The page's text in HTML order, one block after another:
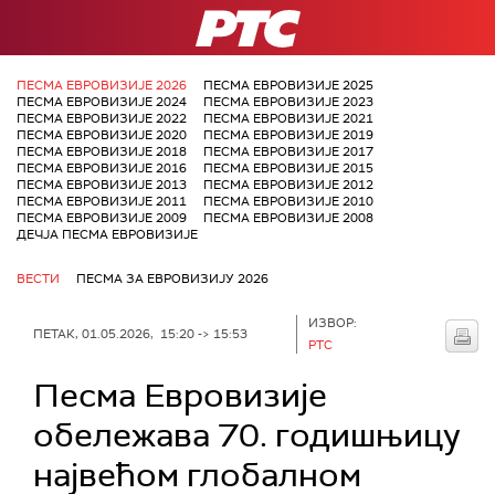
РТС
ПЕСМА ЕВРОВИЗИЈЕ 2026
ПЕСМА ЕВРОВИЗИЈЕ 2025
ПЕСМА ЕВРОВИЗИЈЕ 2024
ПЕСМА ЕВРОВИЗИЈЕ 2023
ПЕСМА ЕВРОВИЗИЈЕ 2022
ПЕСМА ЕВРОВИЗИЈЕ 2021
ПЕСМА ЕВРОВИЗИЈЕ 2020
ПЕСМА ЕВРОВИЗИЈЕ 2019
ПЕСМА ЕВРОВИЗИЈЕ 2018
ПЕСМА ЕВРОВИЗИЈЕ 2017
ПЕСМА ЕВРОВИЗИЈЕ 2016
ПЕСМА ЕВРОВИЗИЈЕ 2015
ПЕСМА ЕВРОВИЗИЈЕ 2013
ПЕСМА ЕВРОВИЗИЈЕ 2012
ПЕСМА ЕВРОВИЗИЈЕ 2011
ПЕСМА ЕВРОВИЗИЈЕ 2010
ПЕСМА ЕВРОВИЗИЈЕ 2009
ПЕСМА ЕВРОВИЗИЈЕ 2008
ДЕЧЈА ПЕСМА ЕВРОВИЗИЈЕ
ВЕСТИ ПЕСМА ЗА ЕВРОВИЗИЈУ 2026
ПЕТАК, 01.05.2026, 15:20 -> 15:53
ИЗВОР:
РТС
Песма Евровизије
обележава 70. годишњицу
највећом глобалном